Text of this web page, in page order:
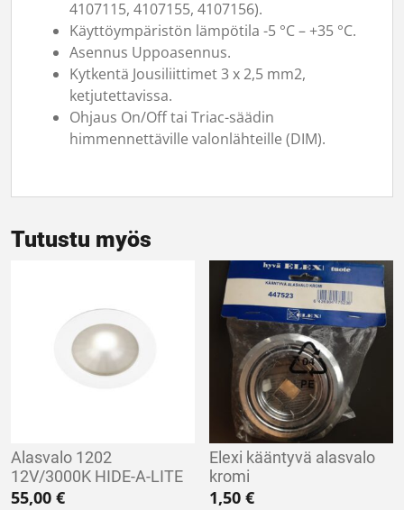
4107115, 4107155, 4107156).
Käyttöympäristön lämpötila -5 °C – +35 °C.
Asennus Uppoasennus.
Kytkentä Jousiliittimet 3 x 2,5 mm2,
ketjutettavissa.
Ohjaus On/Off tai Triac-säädin
himmennettäville valonlähteille (DIM).
Tutustu myös
Alasvalo 1202
12V/3000K HIDE-A-LITE
55,00 €
Elexi kääntyvä alasvalo
kromi
1,50€